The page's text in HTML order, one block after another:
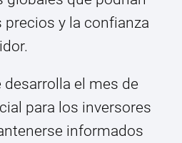
precios y la confianza
el mes de
para los inversores
informados